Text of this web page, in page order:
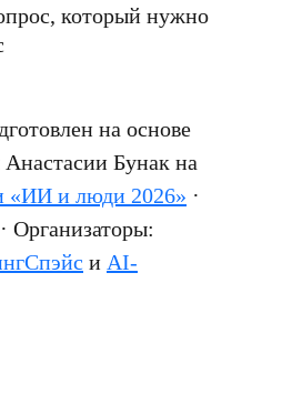
который нужно
на основе
Бунак на
«ИИ и люди 2026» ·
Организаторы:
и AI-